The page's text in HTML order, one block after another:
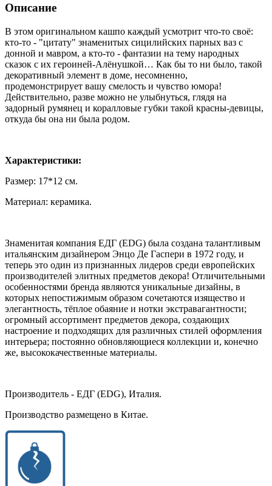
Описание
В этом оригинальном кашпо каждый усмотрит что-то своё:
кто-то - "цитату" знаменитых сицилийских парных ваз с
донной и мавром, а кто-то - фантазии на тему народных
сказок с их героиней-Алёнушкой… Как бы то ни было, такой
декоративный элемент в доме, несомненно,
продемонстрирует вашу смелость и чувство юмора!
Действительно, разве можно не улыбнуться, глядя на
задорный румянец и коралловые губки такой красны-девицы,
откуда бы она ни была родом.
Характеристики:
Размер: 17*12 см.
Материал: керамика.
Знаменитая компания ЕДГ (EDG) была создана талантливым
итальянским дизайнером Энцо Де Гаспери в 1972 году, и
теперь это один из признанных лидеров среди европейских
производителей элитных предметов декора! Отличительными
особенностями бренда являются уникальные дизайны, в
которых непостижимым образом сочетаются изящество и
элегантность, тёплое обаяние и нотки экстравагантности;
огромный ассортимент предметов декора, создающих
настроение и подходящих для различных стилей оформления
интерьера; постоянно обновляющиеся коллекции и, конечно
же, высококачественные материалы.
Производитель - ЕДГ (EDG), Италия.
Производство размещено в Китае.